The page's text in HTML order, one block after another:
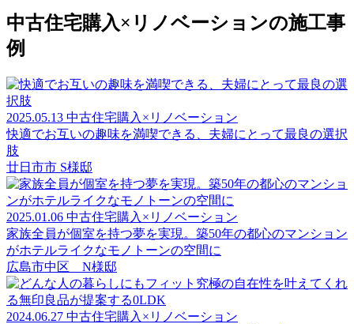
中古住宅購入×リノベーションの施工事
例
2025.05.13 中古住宅購入×リノベーション
快適でお互いの趣味を満喫できる、夫婦にとって最良の選択
肢
廿日市市 S様邸
2025.01.06 中古住宅購入×リノベーション
家族全員が個室を持つ夢を実現。築50年の都心のマンション
がホテルライクなモノトーンの空間に
広島市中区 N様邸
2024.06.27 中古住宅購入×リノベーション